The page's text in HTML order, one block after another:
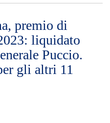
premio di
liquidato
Puccio.
gli altri 11